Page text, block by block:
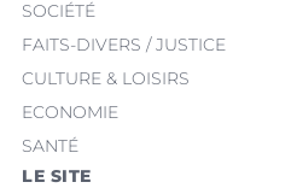
SOCIÉTÉ
FAITS-DIVERS / JUSTICE
CULTURE & LOISIRS
ECONOMIE
SANTÉ
LE SITE